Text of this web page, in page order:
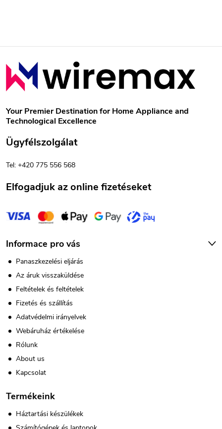
n
y
í
t
á
s
e
l
e
e
i
L
á
b
é
c
Your Premier Destination for Home Appliance and
Technological Excellence
Ügyfélszolgálat
Tel: +420 775 556 568
Elfogadjuk az online fizetéseket
Informace pro vás
Panaszkezelési eljárás
Az áruk visszaküldése
Feltételek és feltételek
Fizetés és szállítás
Adatvédelmi irányelvek
Webáruház értékelése
Rólunk
About us
Kapcsolat
Termékeink
Háztartási készülékek